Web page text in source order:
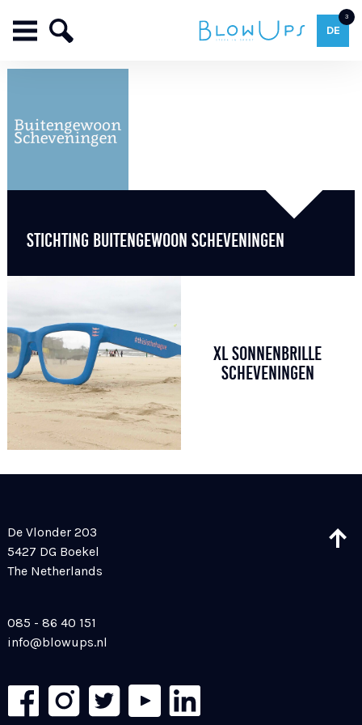
3
DE
STICHTING BUITENGEWOON SCHEVENINGEN
XL SONNENBRILLE
SCHEVENINGEN
De Vlonder 203
5427 DG Boekel
The Netherlands
085 - 86 40 151
info@blowups.nl